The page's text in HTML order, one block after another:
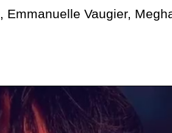
, Emmanuelle Vaugier,